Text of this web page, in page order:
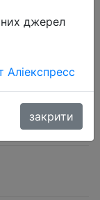
Earbuds
джерел
Аліекспресс
закрити